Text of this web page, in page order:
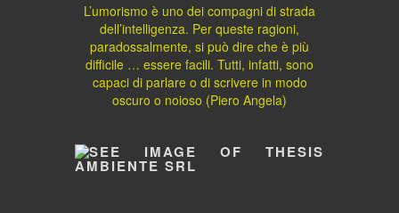
L’umorismo è uno dei compagni di strada
dell’intelligenza. Per queste ragioni,
paradossalmente, si può dire che è più
difficile … essere facili. Tutti, infatti, sono
capaci di parlare o di scrivere in modo
oscuro o noioso (Piero Angela)